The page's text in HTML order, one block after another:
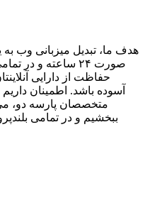
هدف ما، تبدیل میزبانی وب
صورت ۲۴ ساعته و
حفاظت از دارایی
آسوده باشد. اطمینان
متخصصان پارسه دو،
ببخشیم و در تمامی